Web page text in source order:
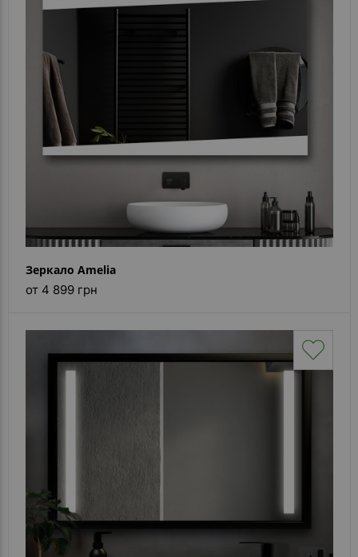
Зеркало Amelia
от 4 899 грн